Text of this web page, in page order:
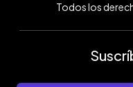
Todos los